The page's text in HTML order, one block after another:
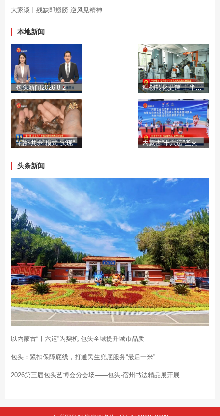
大家谈丨残缺即翅膀 逆风见精神
本地新闻
包头新闻2026-8-2 科创转化提速 上半年包头技术合同成交金额稳居全区前列
“稻虾共养”模式 实现“一水两用 一田双收” 内蒙古“十六运”圣火在白云矿区传递
头条新闻
以内蒙古“十六运”为契机 包头全域提升城市品质
包头：紧扣保障底线，打通民生兜底服务“最后一米”
2026第三届包头艺博会分会场——包头·宿州书法精品展开展